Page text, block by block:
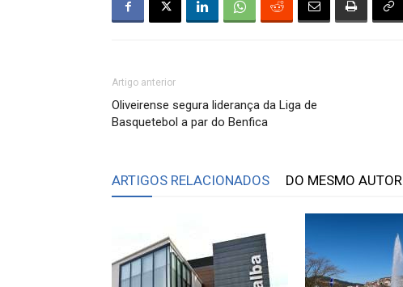
Artigo anterior
Oliveirense segura liderança da Liga de
Basquetebol a par do Benfica
ARTIGOS RELACIONADOS DO MESMO AUTOR